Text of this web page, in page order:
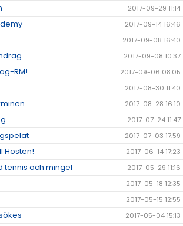
2017-09-29 11:14
2017-09-14 16:46
2017-09-08 16:40
2017-09-08 10:37
RM!
2017-09-06 08:05
2017-08-30 11:40
2017-08-28 16:10
2017-07-24 11:47
2017-07-03 17:59
Hösten! 2017-06-14 17:23
tennis och mingel 2017-05-29 11:16
2017-05-18 12:35
2017-05-15 12:55
2017-05-04 15:13